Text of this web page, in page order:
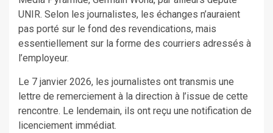
UNIR. Selon les journalistes, les échanges n’auraient
pas porté sur le fond des revendications, mais
essentiellement sur la forme des courriers adressés à
l’employeur.
Le 7 janvier 2026, les journalistes ont transmis une
lettre de remerciement à la direction à l’issue de cette
rencontre. Le lendemain, ils ont reçu une notification de
licenciement immédiat.